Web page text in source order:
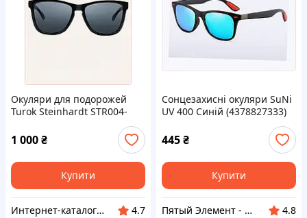
Окуляри для подорожей
Turok Steinhardt STR004-
1 000₴
Купити
Интернет-каталог скидок "Гривна Маркет"
4.7
Сонцезахисні окуляри SuNi
UV 400 Синій (4378827333)
445₴
Купити
Пятый Элемент - всё, что вам нужно
4.8